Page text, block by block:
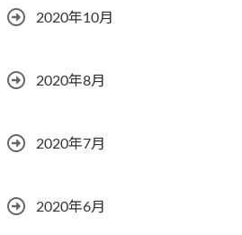
2020年10月
2020年8月
2020年7月
2020年6月